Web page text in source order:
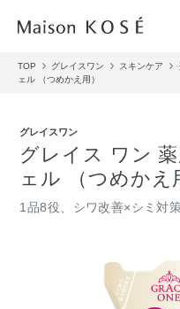
TOP グレイスワン スキンケア
ェル （つめかえ用）
グレイスワン
グレイス ワン
ェル （つめかえ
1品8役、シワ改善×シミ対